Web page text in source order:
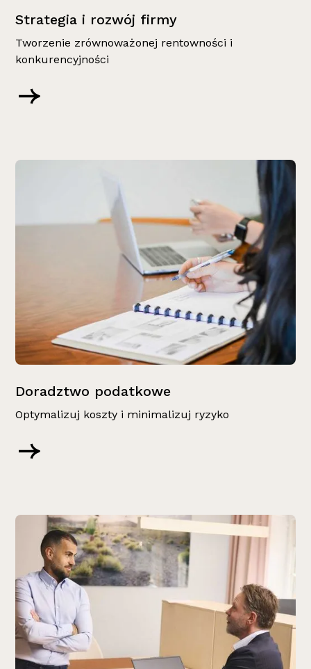
Strategia i rozwój firmy
Tworzenie zrównoważonej rentowności i
konkurencyjności
Doradztwo podatkowe
Optymalizuj koszty i minimalizuj ryzyko